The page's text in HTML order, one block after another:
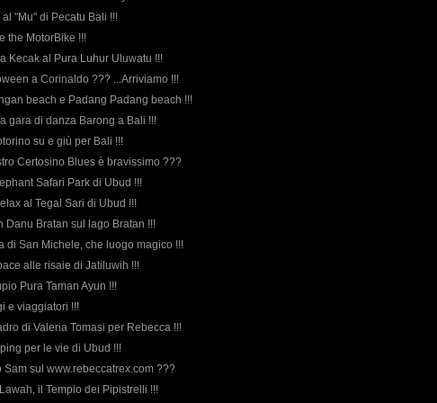
al "Mu" di Pecatu Bali !!!
the MotorBike !!!
Kecak al Pura Luhur Uluwatu !!!
a Corinaldo ??? ...Arriviamo !!!
beach e Padang Padang beach !!!
gara di danza Barong a Bali !!!
su e giù per Bali !!!
Certosino Blues è bravissimo ???
Safari Park di Ubud !!!
al Tegal Sari di Ubud !!!
Danu Bratan sul lago Bratan !!!
di San Michele, che luogo magico !!!
alle risaie di Jatiluwih !!!
Pura Taman Ayun !!!
e viaggiatori !!!
di Valeria Tomasi per Rebecca !!!
per le vie di Ubud !!!
Sam sul www.rebeccatrex.com ???
il Tempio dei Pipistrelli !!!